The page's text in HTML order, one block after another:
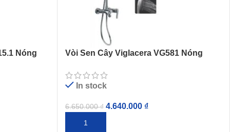
Nóng
Vòi Sen Cây Viglacera VG581 Nóng
In stock
6.650.000₫ 4.640.000 ₫
THÊM VÀO GIỎ HÀNG